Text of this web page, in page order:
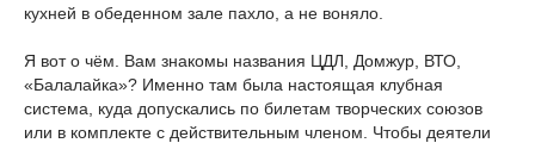
кухней в обеденном зале пахло, а не воняло.
Я вот о чём. Вам знакомы названия ЦДЛ, Домжур, ВТО,
«Балалайка»? Именно там была настоящая клубная
система, куда допускались по билетам творческих союзов
или в комплекте с действительным членом. Чтобы деятели